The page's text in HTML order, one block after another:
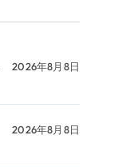
2026年8月8日
2026年8月8日